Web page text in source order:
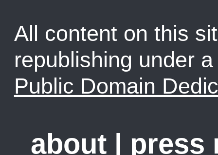
All content on this
republishing under
Public Domain
about | press